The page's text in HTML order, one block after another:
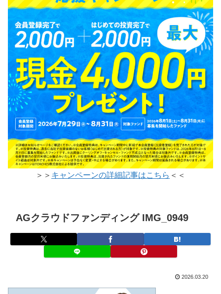
＞＞ キャンペーンの詳細記事はこちら ＜＜
AGクラウドファンディング IMG_0949
2026.03.20